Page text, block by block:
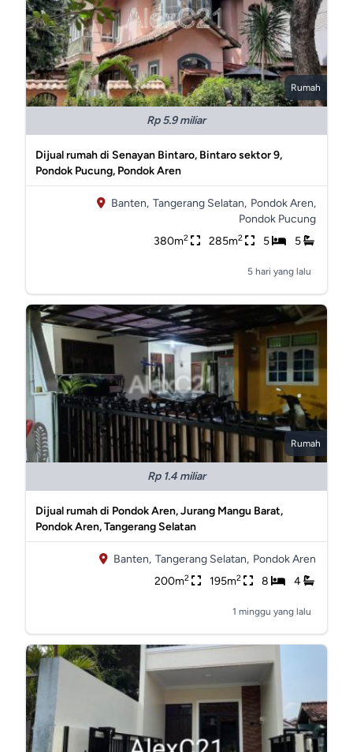
Rumah
Rp 5.9 miliar
Dijual rumah di Senayan Bintaro, Bintaro sektor 9,
Pondok Pucung, Pondok Aren
Banten, Tangerang Selatan, Pondok Aren,
Pondok Pucung
380m2 285m2 5 5
5 hari yang lalu
Rumah
Rp 1.4 miliar
Dijual rumah di Pondok Aren, Jurang Mangu Barat,
Pondok Aren, Tangerang Selatan
Banten, Tangerang Selatan, Pondok Aren
200m2 195m2 8 4
1 minggu yang lalu